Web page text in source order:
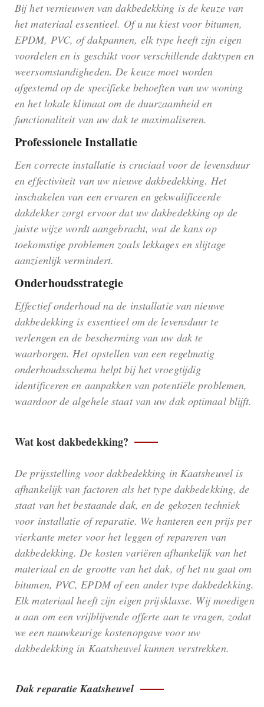
Bij het vernieuwen van dakbedekking is de keuze van
het materiaal essentieel. Of u nu kiest voor bitumen,
EPDM, PVC, of dakpannen, elk type heeft zijn eigen
voordelen en is geschikt voor verschillende daktypen en
weersomstandigheden. De keuze moet worden
afgestemd op de specifieke behoeften van uw woning
en het lokale klimaat om de duurzaamheid en
functionaliteit van uw dak te maximaliseren.
Professionele Installatie
Een correcte installatie is cruciaal voor de levensduur
en effectiviteit van uw nieuwe dakbedekking. Het
inschakelen van een ervaren en gekwalificeerde
dakdekker zorgt ervoor dat uw dakbedekking op de
juiste wijze wordt aangebracht, wat de kans op
toekomstige problemen zoals lekkages en slijtage
aanzienlijk vermindert.
Onderhoudsstrategie
Effectief onderhoud na de installatie van nieuwe
dakbedekking is essentieel om de levensduur te
verlengen en de bescherming van uw dak te
waarborgen. Het opstellen van een regelmatig
onderhoudsschema helpt bij het vroegtijdig
identificeren en aanpakken van potentiële problemen,
waardoor de algehele staat van uw dak optimaal blijft.
Wat kost dakbedekking?
De prijsstelling voor dakbedekking in Kaatsheuvel is
afhankelijk van factoren als het type dakbedekking, de
staat van het bestaande dak, en de gekozen techniek
voor installatie of reparatie. We hanteren een prijs per
vierkante meter voor het leggen of repareren van
dakbedekking. De kosten variëren afhankelijk van het
materiaal en de grootte van het dak, of het nu gaat om
bitumen, PVC, EPDM of een ander type dakbedekking.
Elk materiaal heeft zijn eigen prijsklasse. Wij moedigen
u aan om een vrijblijvende offerte aan te vragen, zodat
we een nauwkeurige kostenopgave voor uw
dakbedekking in Kaatsheuvel kunnen verstrekken.
Dak reparatie Kaatsheuvel